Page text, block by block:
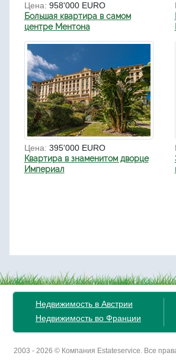
Цена: 958'000 EURO
Большая квартира в самом
центре Ментона
Цена: 395'000 EURO
Квартира в знаменитом дворце
Империал
Недвижимость в Австрии
Недвижимость во Франции
2003 - 2026 © Компания Estateservice. Все